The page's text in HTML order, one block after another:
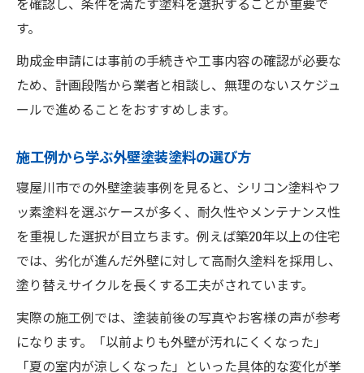
す。
助成金申請には事前の手続きや工事内容の確認が必要な
ため、計画段階から業者と相談し、無理のないスケジュ
ールで進めることをおすすめします。
施工例から学ぶ外壁塗装塗料の選び方
寝屋川市での外壁塗装事例を見ると、シリコン塗料やフ
ッ素塗料を選ぶケースが多く、耐久性やメンテナンス性
を重視した選択が目立ちます。例えば築20年以上の住宅
では、劣化が進んだ外壁に対して高耐久塗料を採用し、
塗り替えサイクルを長くする工夫がされています。
実際の施工例では、塗装前後の写真やお客様の声が参考
になります。「以前よりも外壁が汚れにくくなった」
「夏の室内が涼しくなった」といった具体的な変化が挙